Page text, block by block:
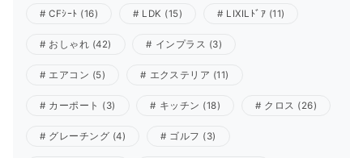
CFｼｰﾄ (16) LDK (15) LIXILﾄﾞｱ (11)
おしゃれ (42) インプラス (3)
エアコン (5) エクステリア (11)
カーポート (3) キッチン (18) クロス (26)
グレーチング (4) ゴルフ (3)